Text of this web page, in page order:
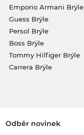
Emporio Armani Brýle
Guess Brýle
Persol Brýle
Boss Brýle
Tommy Hilfiger Brýle
Carrera Brýle
Odběr novinek